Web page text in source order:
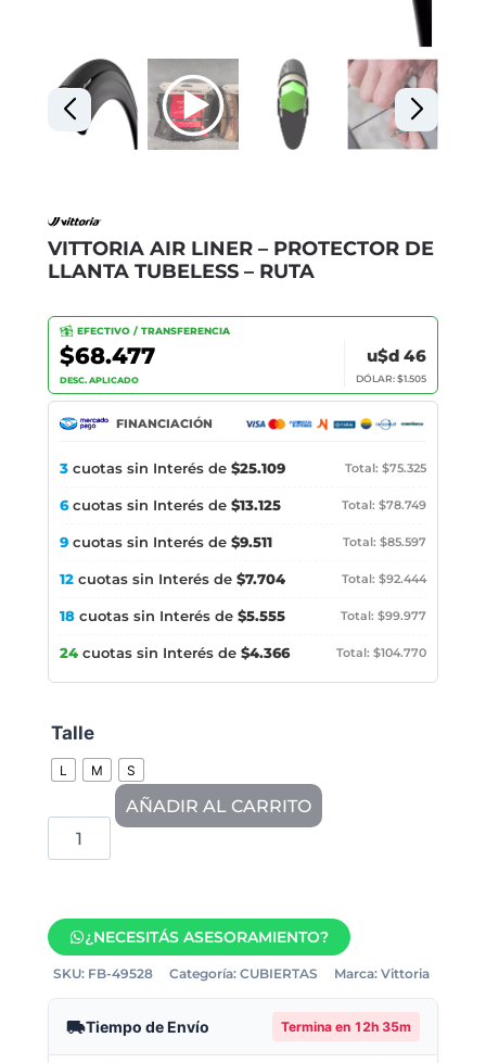
VITTORIA AIR LINER – PROTECTOR DE
LLANTA TUBELESS – RUTA
EFECTIVO / TRANSFERENCIA
$68.477
DESC. APLICADO
u$d 46
DÓLAR: $1.505
FINANCIACIÓN
3 cuotas sin Interés de $25.109 Total: $75.325
6cuotas sin Interés de $13.125 Total: $78.749
9 cuotas sin Interés de $9.511 Total: $85.597
12 cuotas sin Interés de $7.704 Total: $92.444
18 cuotas sin Interés de $5.555 Total: $99.977
24 cuotas sin Interés de $4.366 Total: $104.770
Talle
L M S
AÑADIR AL CARRITO
¿NECESITÁS ASESORAMIENTO?
SKU: FB-49528 Categoría: CUBIERTAS Marca: Vittoria
Tiempo de Envío Termina en 12h 35m